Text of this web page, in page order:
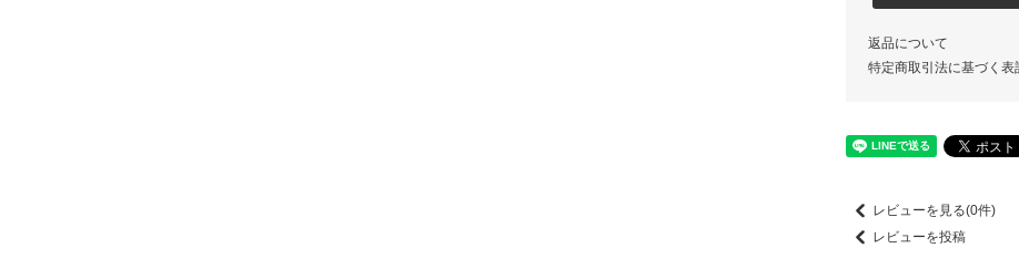
返品について
特定商取引法に基づく表
レビューを見る(0件)
レビューを投稿